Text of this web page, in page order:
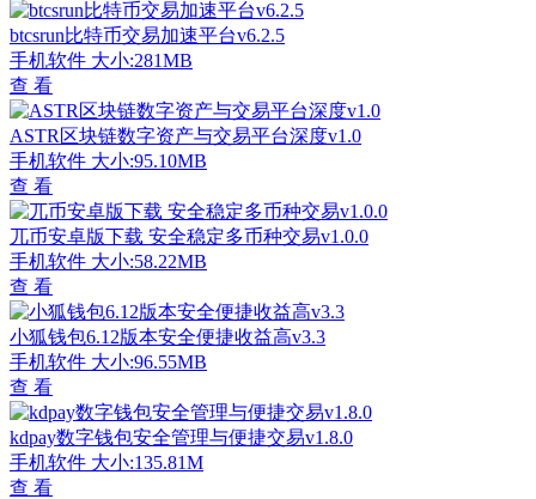
btcsrun比特币交易加速平台v6.2.5
手机软件 大小:281MB
查 看
ASTR区块链数字资产与交易平台深度v1.0
手机软件 大小:95.10MB
查 看
兀币安卓版下载 安全稳定多币种交易v1.0.0
手机软件 大小:58.22MB
查 看
小狐钱包6.12版本安全便捷收益高v3.3
手机软件 大小:96.55MB
查 看
kdpay数字钱包安全管理与便捷交易v1.8.0
手机软件 大小:135.81M
查 看